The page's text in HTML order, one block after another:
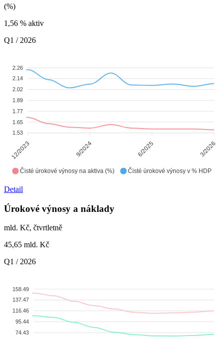
(%)
1,56 % aktiv
Q1 / 2026
2.26
2.14
2.02
1.89
1.77
1.65
1.53
12/2023 9/2024 6/2025 3/2026
Čisté úrokové výnosy na aktiva (%) Čisté úrokové výnosy v % HDP
Detail
Úrokové výnosy a náklady
mld. Kč, čtvrtletně
45,65 mld. Kč
Q1 / 2026
158.49
137.47
116.46
95.44
74.43